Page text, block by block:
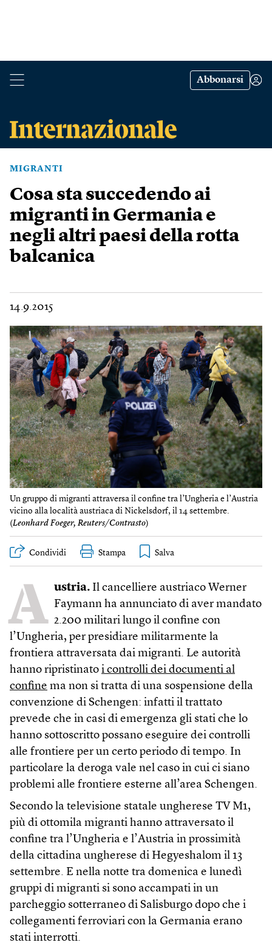
Abbonarsi
MIGRANTI
Cosa sta succedendo ai
migranti in Germania e
negli altri paesi della rotta
balcanica
14.9.2015
Un gruppo di migranti attraversa il confine tra l’Ungheria e l’Austria
vicino alla località austriaca di Nickelsdorf, il 14 settembre.
(Leonhard Foeger, Reuters/Contrasto)
Condividi Stampa
A ustria. Il cancelliere austriaco Werner
Faymann ha annunciato di aver mandato
2.200 militari lungo il confine con
l’Ungheria, per presidiare militarmente la
frontiera attraversata dai migranti. Le autorità
hanno ripristinato i controlli dei documenti al
confine ma non si tratta di una sospensione della
convenzione di Schengen: infatti il trattato
prevede che in casi di emergenza gli stati che lo
hanno sottoscritto possano eseguire dei controlli
alle frontiere per un certo periodo di tempo. In
particolare la deroga vale nel caso in cui ci siano
problemi alle frontiere esterne all’area Schengen.
Secondo la televisione statale ungherese TV M1,
più di ottomila migranti hanno attraversato il
confine tra l’Ungheria e l’Austria in prossimità
della cittadina ungherese di Hegyeshalom il 13
settembre. E nella notte tra domenica e lunedì
gruppi di migranti si sono accampati in un
parcheggio sotterraneo di Salisburgo dopo che i
collegamenti ferroviari con la Germania erano
stati interrotti.